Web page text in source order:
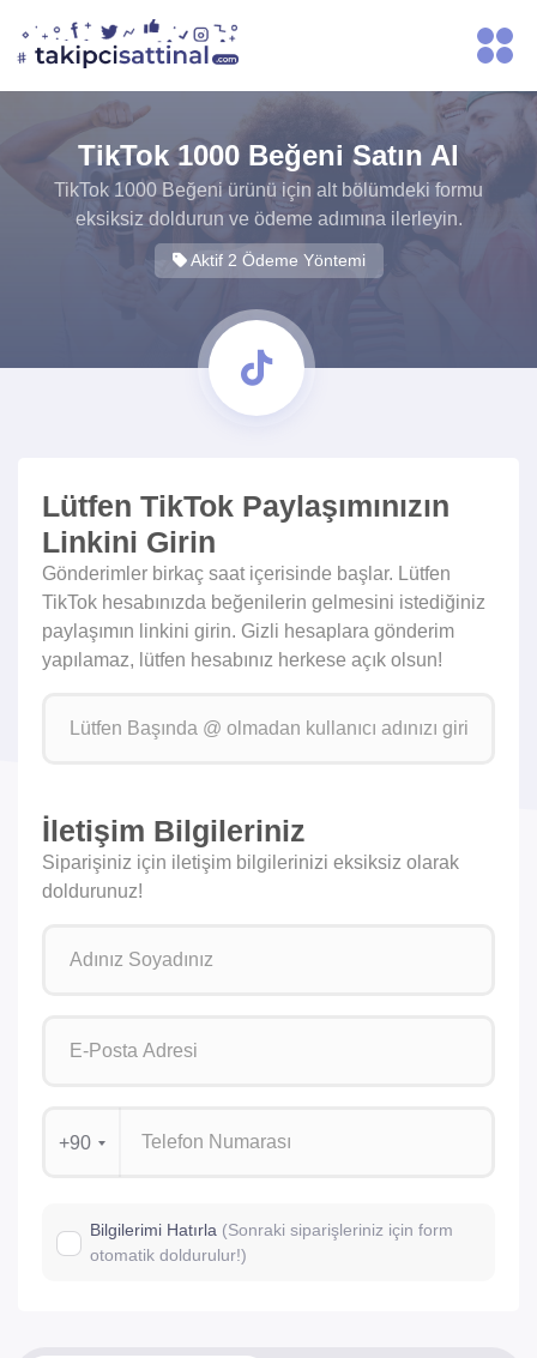
TikTok 1000 Beğeni Satın Al
TikTok 1000 Beğeni ürünü için alt bölümdeki formu
eksiksiz doldurun ve ödeme adımına ilerleyin.
Aktif 2 Ödeme Yöntemi
Lütfen TikTok Paylaşımınızın
Linkini Girin
Gönderimler birkaç saat içerisinde başlar. Lütfen
TikTok hesabınızda beğenilerin gelmesini istediğiniz
paylaşımın linkini girin. Gizli hesaplara gönderim
yapılamaz, lütfen hesabınız herkese açık olsun!
İletişim Bilgileriniz
Siparişiniz için iletişim bilgilerinizi eksiksiz olarak
doldurunuz!
+90
Bilgilerimi Hatırla (Sonraki siparişleriniz için form
otomatik doldurulur!)